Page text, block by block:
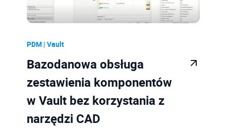
PDM | Vault
Bazodanowa obsługa
zestawienia komponentów
w Vault bez korzystania z
narzędzi CAD